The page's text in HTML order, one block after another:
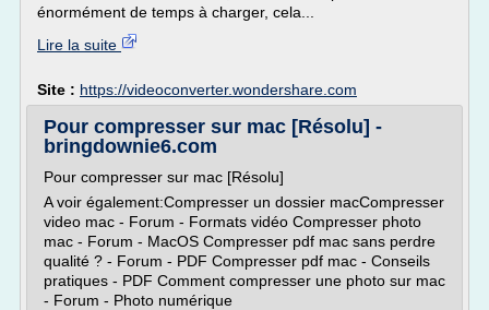
énormément de temps à charger, cela...
Lire la suite
Site : https://videoconverter.wondershare.com
Pour compresser sur mac [Résolu] -
bringdownie6.com
Pour compresser sur mac [Résolu]
A voir également:Compresser un dossier macCompresser
video mac - Forum - Formats vidéo Compresser photo
mac - Forum - MacOS Compresser pdf mac sans perdre
qualité ? - Forum - PDF Compresser pdf mac - Conseils
pratiques - PDF Comment compresser une photo sur mac
- Forum - Photo numérique